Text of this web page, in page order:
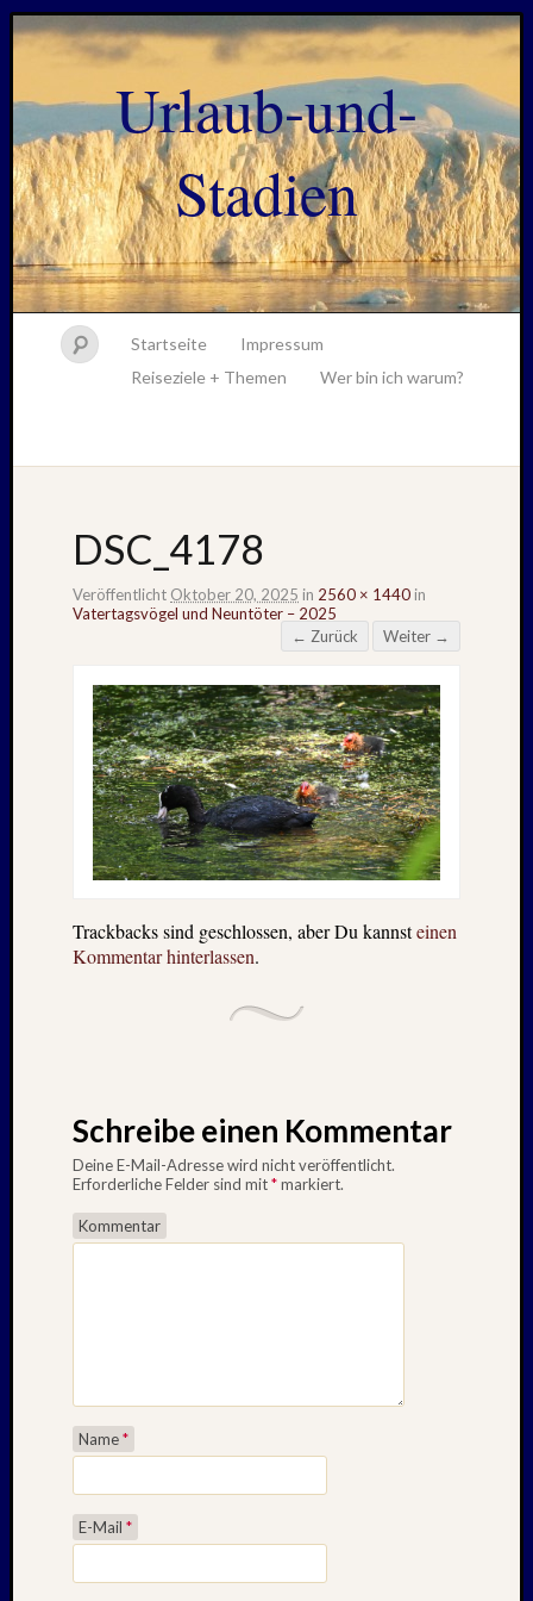
Urlaub-und-
Stadien
Startseite
Impressum
Reiseziele + Themen
Wer bin ich warum?
DSC_4178
Veröffentlicht Oktober 20, 2025 in 2560 × 1440 in
Vatertagsvögel und Neuntöter – 2025
← Zurück
Weiter →
Trackbacks sind geschlossen, aber Du kannsteinen
Kommentar hinterlassen.
Schreibe einen Kommentar
Deine E-Mail-Adresse wird nicht veröffentlicht.
Erforderliche Felder sind mit*markiert.
Kommentar
Name*
E-Mail *